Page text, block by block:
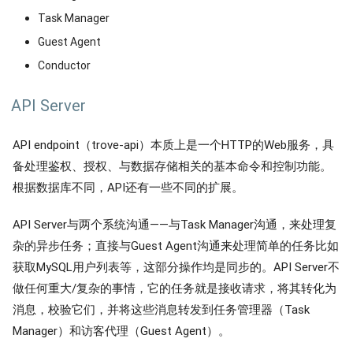
Task Manager
Guest Agent
Conductor
API Server
API endpoint（trove-api）本质上是一个HTTP的Web服务，具
备处理鉴权、授权、与数据存储相关的基本命令和控制功能。
根据数据库不同，API还有一些不同的扩展。
API Server与两个系统沟通——与Task Manager沟通，来处理复
杂的异步任务；直接与Guest Agent沟通来处理简单的任务比如
获取MySQL用户列表等，这部分操作均是同步的。API Server不
做任何重大/复杂的事情，它的任务就是接收请求，将其转化为
消息，校验它们，并将这些消息转发到任务管理器（Task
Manager）和访客代理（Guest Agent）。